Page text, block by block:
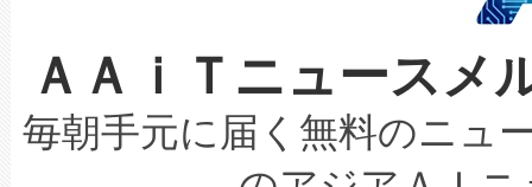
取得できる可能性もあります
設には、3億～4億ドルかか
最高経営責任者（CEO）であ
す。「当社のfully-connected
限を超えて利用可能な電力容
持できるよう貢献します。こ
ービスレベル契約（SLA）違
テリー性能の劣化によるダウ
なレーザースポットにより、
な環境下でも豊かなディテー
キロメートル範囲を検出
LiDAR for Inspections,
ＡＡｉＴニュース
毎朝手元に届く無料のニュ